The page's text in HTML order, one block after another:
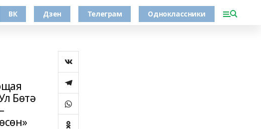
ВК Дзен Телеграм Одноклассники
Бөтә